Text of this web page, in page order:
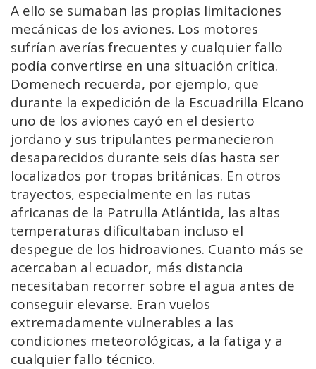
A ello se sumaban las propias limitaciones
mecánicas de los aviones. Los motores
sufrían averías frecuentes y cualquier fallo
podía convertirse en una situación crítica.
Domenech recuerda, por ejemplo, que
durante la expedición de la Escuadrilla Elcano
uno de los aviones cayó en el desierto
jordano y sus tripulantes permanecieron
desaparecidos durante seis días hasta ser
localizados por tropas británicas. En otros
trayectos, especialmente en las rutas
africanas de la Patrulla Atlántida, las altas
temperaturas dificultaban incluso el
despegue de los hidroaviones. Cuanto más se
acercaban al ecuador, más distancia
necesitaban recorrer sobre el agua antes de
conseguir elevarse. Eran vuelos
extremadamente vulnerables a las
condiciones meteorológicas, a la fatiga y a
cualquier fallo técnico.